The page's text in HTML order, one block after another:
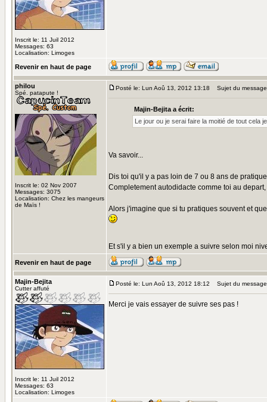
Inscrit le: 11 Juil 2012
Messages: 63
Localisation: Limoges
Revenir en haut de page
philou
Spé. patapute !
Inscrit le: 02 Nov 2007
Messages: 3075
Localisation: Chez les mangeurs
de Maïs !
Posté le: Lun Aoû 13, 2012 13:18 Sujet du
Majin-Bejita a écrit:
Le jour ou je serai faire la moitié de tout cela
Va savoir...
Dis toi qu'il y a pas loin de 7 ou 8 ans de
Completement autodidacte comme toi au
Alors j'imagine que si tu pratiques souvent et
Et s'il y a bien un exemple a suivre selon moi
Revenir en haut de page
Majin-Bejita
Cutter affuté
Inscrit le: 11 Juil 2012
Messages: 63
Localisation: Limoges
Posté le: Lun Aoû 13, 2012 18:12 Sujet du
Merci je vais essayer de suivre ses pas !